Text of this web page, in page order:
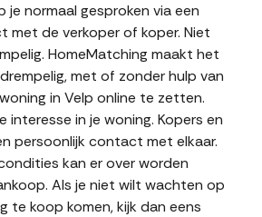
je normaal gesproken via een
met de verkoper of koper. Niet
HomeMatching maakt het
met of zonder hulp van
in Velp online te zetten.
interesse in je woning. Kopers en
persoonlijk contact met elkaar.
kan er over worden
Als je niet wilt wachten op
te koop komen, kijk dan eens